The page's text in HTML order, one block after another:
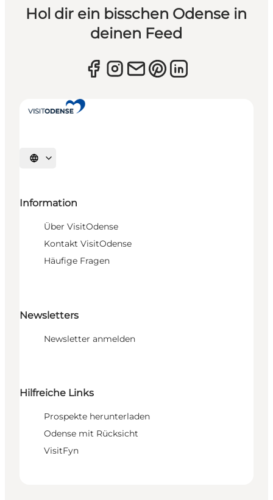
Hol dir ein bisschen Odense in
deinen Feed
Sprache auswählen
Information
Über VisitOdense
Kontakt VisitOdense
Häufige Fragen
Newsletters
Newsletter anmelden
Hilfreiche Links
Prospekte herunterladen
Odense mit Rücksicht
VisitFyn